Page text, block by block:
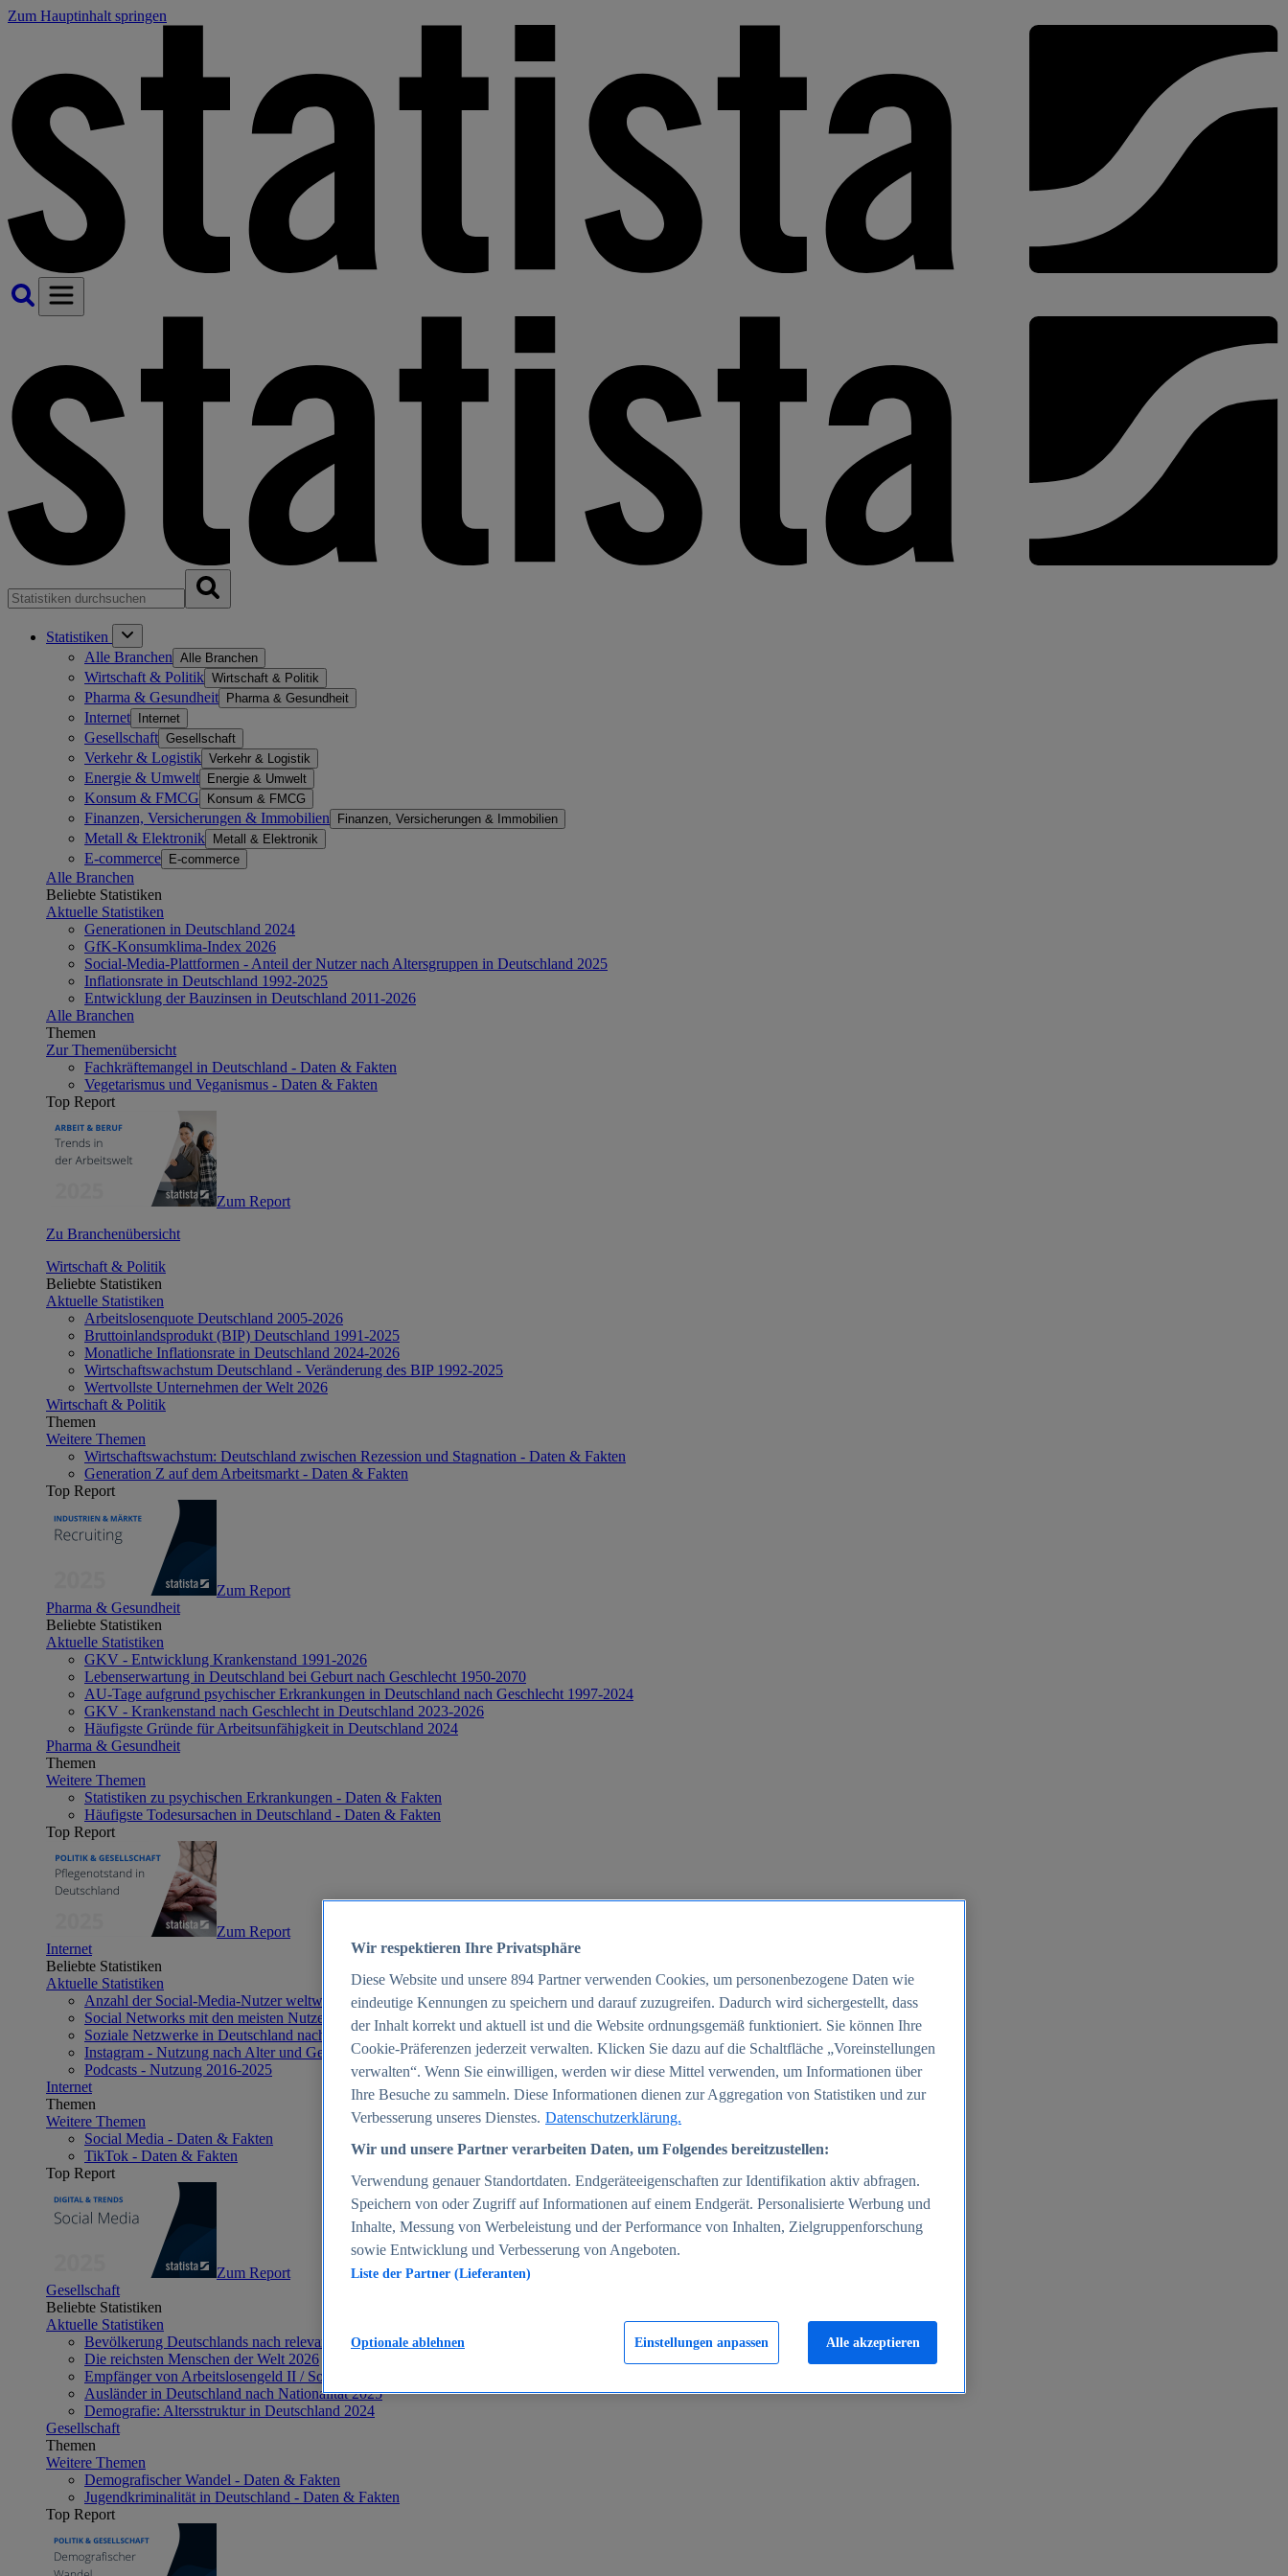
Zum Hauptinhalt springen
Statistiken
Alle Branchen Alle Branchen
Wirtschaft & Politik Wirtschaft & Politik
Pharma & Gesundheit Pharma & Gesundheit
Internet Internet
Gesellschaft Gesellschaft
Verkehr & Logistik Verkehr & Logistik
Energie & Umwelt Energie & Umwelt
Konsum & FMCG Konsum & FMCG
Finanzen, Versicherungen & Immobilien Finanzen, Versicherungen & Immobilien
Metall & Elektronik Metall & Elektronik
E-commerce E-commerce
Alle Branchen
Beliebte Statistiken
Aktuelle Statistiken
Generationen in Deutschland 2024
GfK-Konsumklima-Index 2026
Social-Media-Plattformen - Anteil der Nutzer nach Altersgruppen in Deutschland 2025
Inflationsrate in Deutschland 1992-2025
Entwicklung der Bauzinsen in Deutschland 2011-2026
Alle Branchen
Themen
Zur Themenübersicht
Fachkräftemangel in Deutschland - Daten & Fakten
Vegetarismus und Veganismus - Daten & Fakten
Top Report
Zum Report
Zu Branchenübersicht
Wirtschaft & Politik
Beliebte Statistiken
Aktuelle Statistiken
Arbeitslosenquote Deutschland 2005-2026
Bruttoinlandsprodukt (BIP) Deutschland 1991-2025
Monatliche Inflationsrate in Deutschland 2024-2026
Wirtschaftswachstum Deutschland - Veränderung des BIP 1992-2025
Wertvollste Unternehmen der Welt 2026
Wirtschaft & Politik
Themen
Weitere Themen
Wirtschaftswachstum: Deutschland zwischen Rezession und Stagnation - Daten & Fakten
Generation Z auf dem Arbeitsmarkt - Daten & Fakten
Top Report
Zum Report
Pharma & Gesundheit
Beliebte Statistiken
Aktuelle Statistiken
GKV - Entwicklung Krankenstand 1991-2026
Lebenserwartung in Deutschland bei Geburt nach Geschlecht 1950-2070
AU-Tage aufgrund psychischer Erkrankungen in Deutschland nach Geschlecht 1997-2024
GKV - Krankenstand nach Geschlecht in Deutschland 2023-2026
Häufigste Gründe für Arbeitsunfähigkeit in Deutschland 2024
Pharma & Gesundheit
Themen
Weitere Themen
Statistiken zu psychischen Erkrankungen - Daten & Fakten
Häufigste Todesursachen in Deutschland - Daten & Fakten
Top Report
Zum Report
Internet
Beliebte Statistiken
Aktuelle Statistiken
Anzahl der Social-Media-Nutzer weltweit 2012-2025
Social Networks mit den meisten Nutzern weltweit 2025
Soziale Netzwerke in Deutschland nach Generationen 2025
Instagram - Nutzung nach Alter und Geschlecht in Deutschland 2025
Podcasts - Nutzung 2016-2025
Internet
Themen
Weitere Themen
Social Media - Daten & Fakten
TikTok - Daten & Fakten
Top Report
Zum Report
Gesellschaft
Beliebte Statistiken
Aktuelle Statistiken
Bevölkerung Deutschlands nach relevanten Altersgruppen 2024
Die reichsten Menschen der Welt 2026
Empfänger von Arbeitslosengeld II / Sozialgeld / Bürgergeld in Deutschland 2005-2025
Ausländer in Deutschland nach Nationalität 2025
Demografie: Altersstruktur in Deutschland 2024
Gesellschaft
Themen
Weitere Themen
Demografischer Wandel - Daten & Fakten
Jugendkriminalität in Deutschland - Daten & Fakten
Top Report
Wir respektieren Ihre Privatsphäre
Diese Website und unsere 894 Partner verwenden Cookies, um personenbezogene Daten wie
eindeutige Kennungen zu speichern und darauf zuzugreifen. Dadurch wird sichergestellt, dass
der Inhalt korrekt und aktuell ist und die Website ordnungsgemäß funktioniert. Sie können Ihre
Cookie-Präferenzen jederzeit verwalten. Klicken Sie dazu auf die Schaltfläche „Voreinstellungen
verwalten“. Wenn Sie einwilligen, werden wir diese Mittel verwenden, um Informationen über
Ihre Besuche zu sammeln. Diese Informationen dienen zur Aggregation von Statistiken und zur
Verbesserung unseres Dienstes. Datenschutzerklärung.
Wir und unsere Partner verarbeiten Daten, um Folgendes bereitzustellen:
Verwendung genauer Standortdaten. Endgeräteeigenschaften zur Identifikation aktiv abfragen.
Speichern von oder Zugriff auf Informationen auf einem Endgerät. Personalisierte Werbung und
Inhalte, Messung von Werbeleistung und der Performance von Inhalten, Zielgruppenforschung
sowie Entwicklung und Verbesserung von Angeboten.
Liste der Partner (Lieferanten)
Einstellungen anpassen
Optionale ablehnen Alle akzeptieren